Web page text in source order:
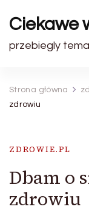
Ciekawe
przebiegly
Strona główna
zdrowiu
ZDROWIE.PL
Dbam o
zdrowiu